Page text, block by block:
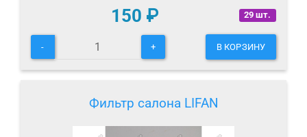
29 шт.
150 ₽
- + В КОРЗИНУ
Фильтр салона LIFAN